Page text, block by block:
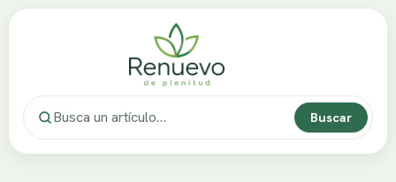
Buscar